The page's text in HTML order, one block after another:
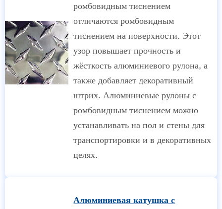
ромбовидным тиснением
отличаются ромбовидным
тиснением на поверхности. Этот
узор повышает прочность и
жёсткость алюминиевого рулона, а
также добавляет декоративный
штрих. Алюминиевые рулоны с
ромбовидным тиснением можно
устанавливать на пол и стены для
транспортировки и в декоративных
целях.
Алюминиевая катушка с